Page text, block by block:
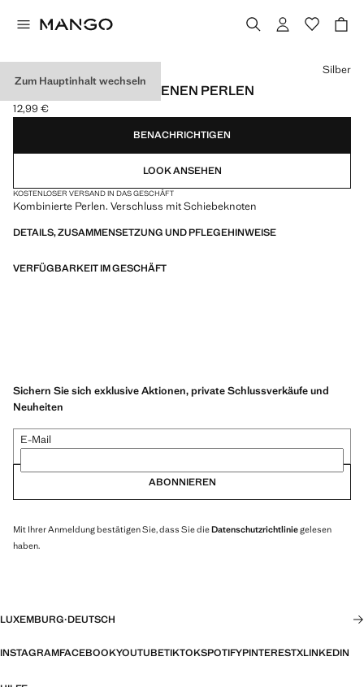
Zum Hauptinhalt wechseln
KETTE MIT VERSCHIEDENEN PERLEN
Aktueller Preis [12,99 € ]
12,99 €
Wählen Sie eine Farbe
Silber
BENACHRICHTIGEN
LOOK ANSEHEN
KOSTENLOSER VERSAND IN DAS GESCHÄFT
Kombinierte Perlen. Verschluss mit Schiebeknoten
DETAILS, ZUSAMMENSETZUNG UND PFLEGEHINWEISE
VERFÜGBARKEIT IM GESCHÄFT
Sichern Sie sich exklusive Aktionen, private Schlussverkäufe und
Neuheiten
E-Mail
ABONNIEREN
Mit Ihrer Anmeldung bestätigen Sie, dass Sie dieDatenschutzrichtliniegelesen
haben.
LUXEMBURG·DEUTSCH
INSTAGRAMFACEBOOKYOUTUBETIKTOKSPOTIFYPINTERESTXLINKEDIN